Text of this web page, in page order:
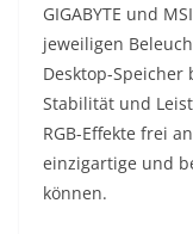
GIGABYTE und
jeweiligen
Desktop-
Stabilität und
RGB-Effekte frei
einzigartige und
können.